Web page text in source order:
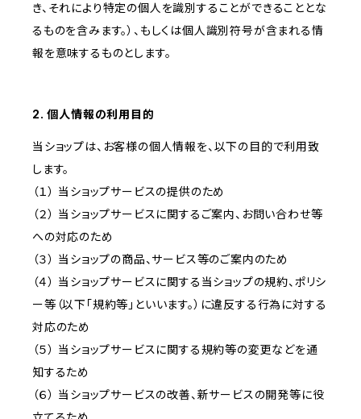
き、それにより特定の個人を識別することができることとな
るものを含みます。）、もしくは個人識別符号が含まれる情
報を意味するものとします。
2. 個人情報の利用目的
当ショップは、お客様の個人情報を、以下の目的で利用致
します。
（１） 当ショップサービスの提供のため
（２） 当ショップサービスに関するご案内、お問い合わせ等
への対応のため
（３） 当ショップの商品、サービス等のご案内のため
（４） 当ショップサービスに関する当ショップの規約、ポリシ
ー等（以下「規約等」といいます。）に違反する行為に対する
対応のため
（５） 当ショップサービスに関する規約等の変更などを通
知するため
（６） 当ショップサービスの改善、新サービスの開発等に役